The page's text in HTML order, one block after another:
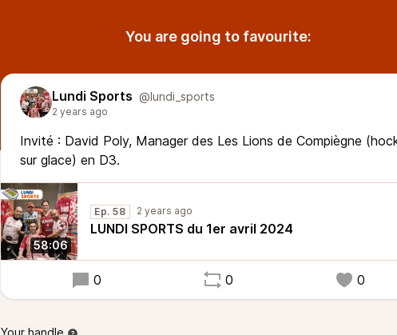
You are going to favourite:
Lundi Sports @lundi_sports
2 years ago
Invité : David Poly, Manager des Les Lions de Compiègne
sur glace) en D3.
58:06
Ep. 58 2 years ago
LUNDI SPORTS du 1er avril 2024
0 0 0
Your handle